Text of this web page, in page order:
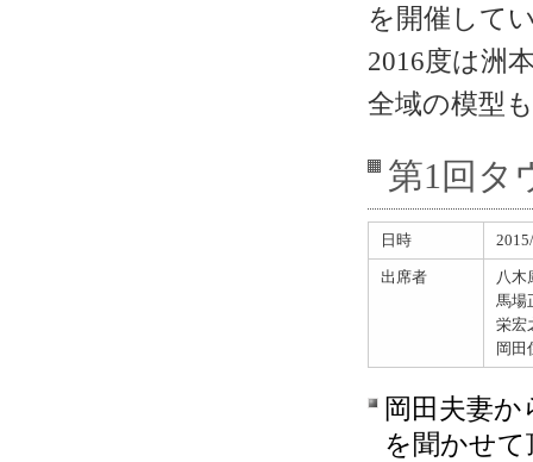
を開催して
2016度は洲
全域の模型
第1回タ
日時
出席者
八木
馬場
栄宏
岡田
岡田夫妻
を聞かせ